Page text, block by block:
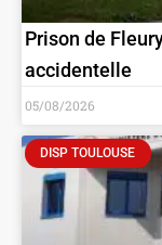
Prison de
accidentelle
05/08/2026
DISP TOULOUSE